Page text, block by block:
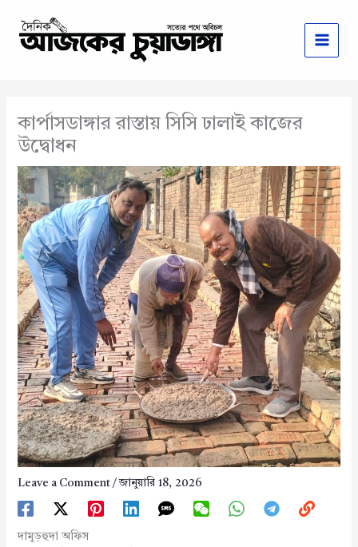
content
কার্পাসডাঙ্গার রাস্তায় সিসি ঢালাই কাজের
উদ্বোধন
Leave a Comment /জানুয়ারি 18, 2026
দামুড়হুদা অফিস